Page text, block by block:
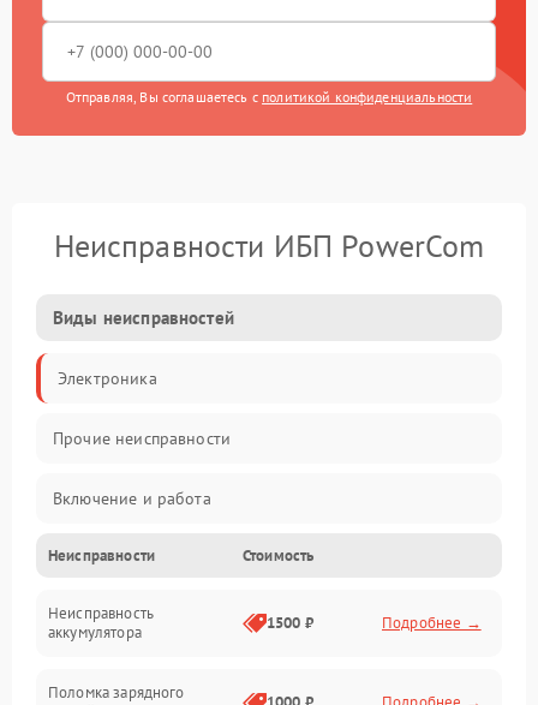
Отправляя, Вы соглашаетесь с политикой конфиденциальности
Неисправности ИБП PowerCom
Виды неисправностей
Электроника
Прочие неисправности
Включение и работа
Работа с нагрузкой
Звук и индикация
Неисправности Стоимость
Неисправность
аккумулятора
1500 ₽ Подробнее →
Поломка зарядного